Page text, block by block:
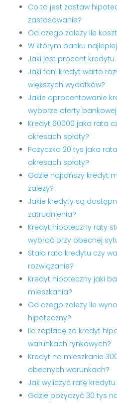
Co to jest zastaw
zastosowanie?
Od czego zależy ile
W którym banku
Jaki jest procent
Jaki tani kredyt warto
większych wydatków?
Jakie oprocentowanie
wyborze oferty
Kredyt 60000 jaka rata
okresach spłaty?
Pożyczka 20 tys jaka
okresach spłaty?
Gdzie najtańszy kredyt
zależy?
Jakie kredyty są
zatrudnienia?
Kredyt hipoteczny raty
wybrać przy obecnej
Stała rata kredytu czy
rozwiązanie?
Kredyt hipoteczny jaki
mieszkania?
Od czego zależy ile
hipoteczny?
Ile zapłacę za kredyt
warunkach rynkowych?
Kredyt na mieszkanie
obecnych warunkach?
Jak wyliczyć ratę
Gdzie pożyczyć 30 tys